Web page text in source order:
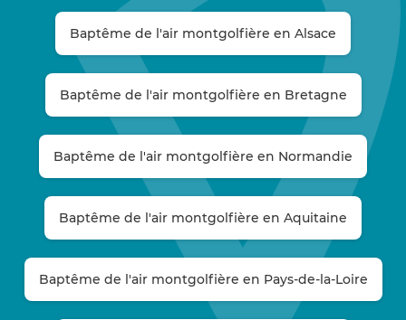
Baptême de l'air montgolfière en Alsace
Baptême de l'air montgolfière en Bretagne
Baptême de l'air montgolfière en Normandie
Baptême de l'air montgolfière en Aquitaine
Baptême de l'air montgolfière en Pays-de-la-Loire